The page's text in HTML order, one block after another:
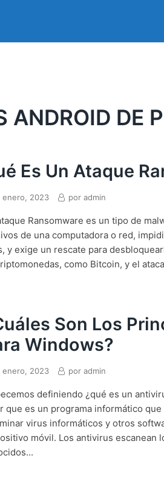
ANDROID DE
Es Un Ataque
enero, 2023 por admin
Ransomware es un tipo de
de una computadora o red,
y exige un rescate para
como Bitcoin, y el
Son Los
Windows?
enero, 2023 por admin
definiendo ¿qué es un
que es un programa informático
virus informáticos y otros
móvil. Los antivirus escanean